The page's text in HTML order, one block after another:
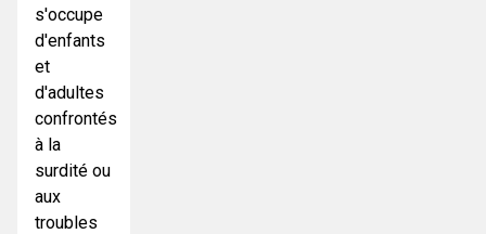
s'occupe
d'enfants
et
d'adultes
confrontés
à la
surdité ou
aux
troubles